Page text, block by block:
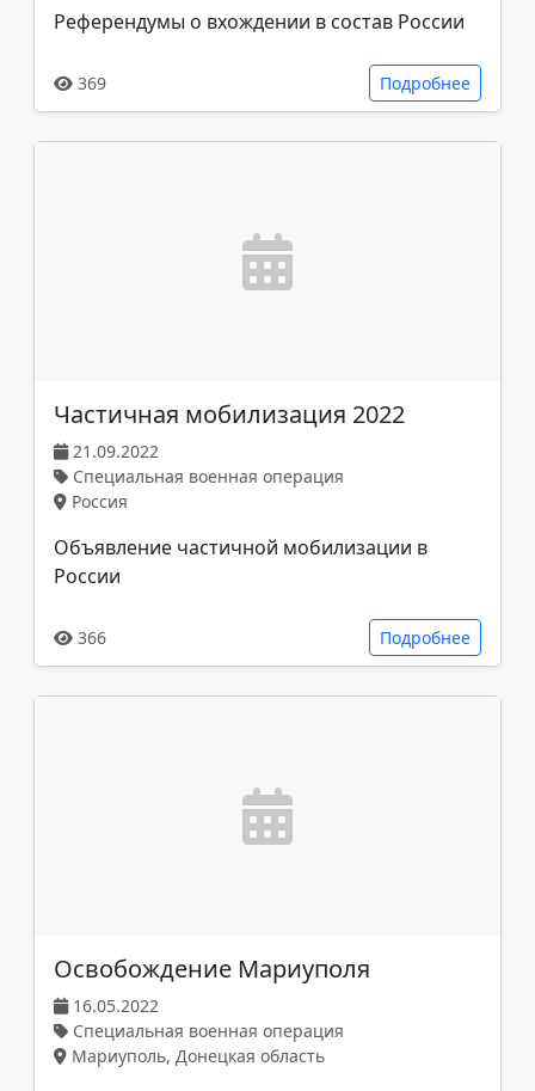
Референдумы о вхождении в состав России
369 Подробнее
Частичная мобилизация 2022
21.09.2022
Специальная военная операция
Россия
Объявление частичной мобилизации в
России
366 Подробнее
Освобождение Мариуполя
16.05.2022
Специальная военная операция
Мариуполь, Донецкая область